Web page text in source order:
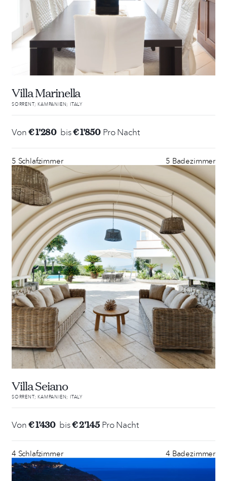
Villa Marinella
SORRENT; KAMPANIEN; ITALY
Von€ 1'280 bis€ 1'850 Pro Nacht
5 Schlafzimmer 5 Badezimmer
Villa Seiano
SORRENT; KAMPANIEN; ITALY
Von€ 1'430 bis€ 2'145 Pro Nacht
4 Schlafzimmer 4 Badezimmer